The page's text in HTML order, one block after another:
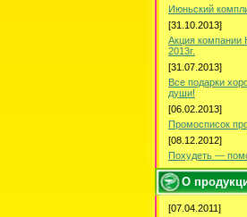
Июньский
[31.10.2013]
Акция
2013г.
[31.07.2013]
Все подарки
души!
[06.02.2013]
Промосписок
[08.12.2012]
Похудеть —
О
[07.04.2011]